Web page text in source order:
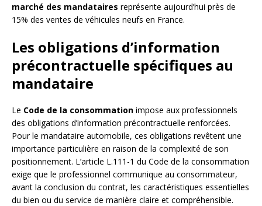
marché des mandataires représente aujourd’hui près de
15% des ventes de véhicules neufs en France.
Les obligations d’information
précontractuelle spécifiques au
mandataire
Le Code de la consommation impose aux professionnels
des obligations d’information précontractuelle renforcées.
Pour le mandataire automobile, ces obligations revêtent une
importance particulière en raison de la complexité de son
positionnement. L’article L.111-1 du Code de la consommation
exige que le professionnel communique au consommateur,
avant la conclusion du contrat, les caractéristiques essentielles
du bien ou du service de manière claire et compréhensible.